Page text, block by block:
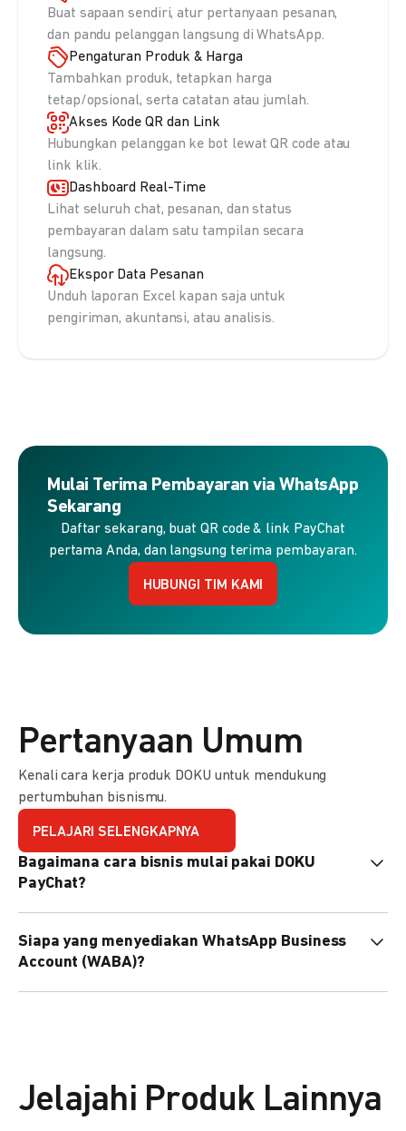
Buat sapaan sendiri, atur pertanyaan pesanan,
dan pandu pelanggan langsung di WhatsApp.
Pengaturan Produk & Harga
Tambahkan produk, tetapkan harga
tetap/opsional, serta catatan atau jumlah.
Akses Kode QR dan Link
Hubungkan pelanggan ke bot lewat QR code atau
link klik.
Dashboard Real-Time
Lihat seluruh chat, pesanan, dan status
pembayaran dalam satu tampilan secara
langsung.
Ekspor Data Pesanan
Unduh laporan Excel kapan saja untuk
pengiriman, akuntansi, atau analisis.
Mulai Terima Pembayaran via WhatsApp
Sekarang
Daftar sekarang, buat QR code & link PayChat
pertama Anda, dan langsung terima pembayaran.
HUBUNGI TIM KAMI
Pertanyaan Umum
Kenali cara kerja produk DOKU untuk mendukung
pertumbuhan bisnismu.
PELAJARI SELENGKAPNYA
Bagaimana cara bisnis mulai pakai DOKU
PayChat?
nanti tim kami bantu setup. Bisa juga pakai nomor
WhatsApp bisnis yang sudah dimiliki sendiri, atau dari
DOKU yang buatkan WhatsApp Bisnis terverifikasi juga
Siapa yang menyediakan WhatsApp Business
Account (WABA)?
Jelajahi Produk Lainnya